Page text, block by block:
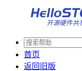
首页
返回旧版